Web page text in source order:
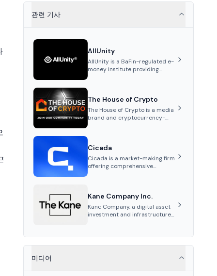
관련 기사
AllUnity
AllUnity is a BaFin-regulated e-
money institute providing
MiCAR-compliant s...
The House of Crypto
The House of Crypto is a media
brand and cryptocurrency-
trading education, and
community services for
investors.
Cicada
Cicada is a market-making firm
offering comprehensive
tokenomics audits, and listing
support for cryptocurrency
projects.
Kane Company Inc.
Kane Company, a digital asset
investment and infrastructure
stable, compliant solutions for
instit...
미디어